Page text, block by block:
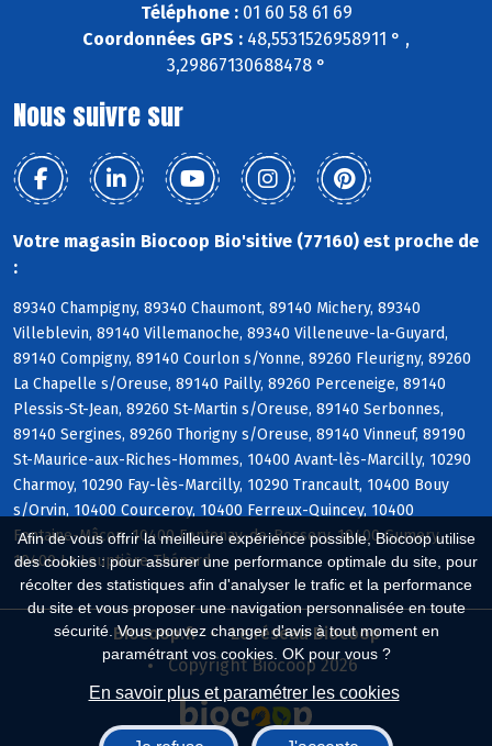
Afin de vous offrir la meilleure expérience possible, Biocoop utilise
des cookies : pour assurer une performance optimale du site, pour
récolter des statistiques afin d'analyser le trafic et la performance
du site et vous proposer une navigation personnalisée en toute
sécurité. Vous pouvez changer d'avis à tout moment en
paramétrant vos cookies. OK pour vous ?
En savoir plus et paramétrer les cookies
Téléphone :01 60 58 61 69
Coordonnées GPS : 48,5531526958911 ° ,
3,29867130688478 °
Nous suivre sur
Votre magasin Biocoop Bio'sitive (77160) est proche de
:
89340 Champigny, 89340 Chaumont, 89140 Michery, 89340
Villeblevin, 89140 Villemanoche, 89340 Villeneuve-la-Guyard,
89140 Compigny, 89140 Courlon s/Yonne, 89260 Fleurigny, 89260
La Chapelle s/Oreuse, 89140 Pailly, 89260 Perceneige, 89140
Plessis-St-Jean, 89260 St-Martin s/Oreuse, 89140 Serbonnes,
89140 Sergines, 89260 Thorigny s/Oreuse, 89140 Vinneuf, 89190
St-Maurice-aux-Riches-Hommes, 10400 Avant-lès-Marcilly, 10290
Charmoy, 10290 Fay-lès-Marcilly, 10290 Trancault, 10400 Bouy
s/Orvin, 10400 Courceroy, 10400 Ferreux-Quincey, 10400
Fontaine-Mâcon, 10400 Fontenay-de-Bossery, 10400 Gumery,
10400 La Louptière-Thénard
Biocoop.fr
Le réseau Biocoop
Copyright Biocoop 2026